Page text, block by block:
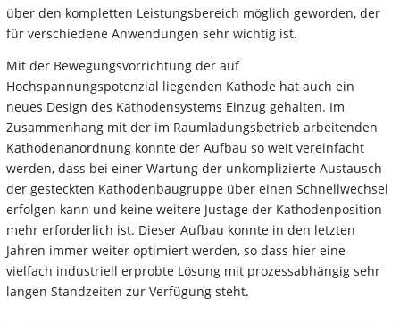
über den kompletten Leistungsbereich möglich geworden, der
für verschiedene Anwendungen sehr wichtig ist.
Mit der Bewegungsvorrichtung der auf
Hochspannungspotenzial liegenden Kathode hat auch ein
neues Design des Kathodensystems Einzug gehalten. Im
Zusammenhang mit der im Raumladungsbetrieb arbeitenden
Kathodenanordnung konnte der Aufbau so weit vereinfacht
werden, dass bei einer Wartung der unkomplizierte Austausch
der gesteckten Kathodenbaugruppe über einen Schnellwechsel
erfolgen kann und keine weitere Justage der Kathodenposition
mehr erforderlich ist. Dieser Aufbau konnte in den letzten
Jahren immer weiter optimiert werden, so dass hier eine
vielfach industriell erprobte Lösung mit prozessabhängig sehr
langen Standzeiten zur Verfügung steht.